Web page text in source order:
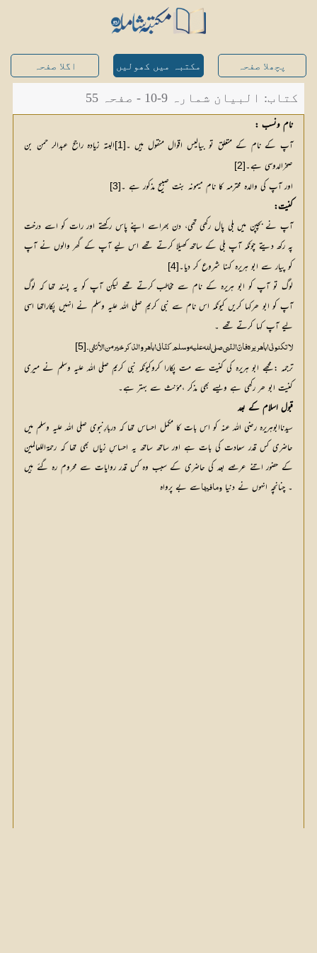
پچھلا صفحہ مکتبہ میں کھولیں اگلا صفحہ
کتاب: البیان شمارہ 9-10 - صفحہ 55
نام ونسب :
آپ کے نام کے متعلق تو بیالیس اقوال منقول ہیں ۔[1]
صخرالدوسی ہے۔[2]
اور آپ کی والدہ محترمہ کا نام میمونہ بنت صبیح مذکور ہے ۔[3]
کنیت:
آپ نے بچپن میں بلی پال رکھی تھی، دن بھراسے اپنے پاس رکھتے اور رات کو اسے درخت
پہ رکھ دیتے چونکہ آپ بلی کے ساتھ کھیلا کرتے تھے اس لیے آپ کے گھر والوں نے آپ
کو پیار سے ابو ہریرہ کہنا شروع کر دیا۔[4]
لوگ تو آپ کو ابو ہریرہ کے نام سے مخاطب کرتے تھے لیکن آپ کو یہ پسند تھا کہ لوگ
آپ کو ابو ھرکہا کریں کیونکہ اس نام سے نبی کریم صلی اللہ علیہ وسلم نے انہیں پکاراتھا اسی
لیے آپ کہا کرتے تھے ۔
لا تکنونی ابا ہریرہ فانّ النّبی صلی اللہ علیہ وسلم کنّانی اباھروالذکر خیرمن الأنثی ۔[5]
ترجمہ :مجھے ابو ہریرہ کی کنیت سے مت پکارا کروکیونکہ نبی کریم صلی اللہ علیہ وسلم نے میری
کنیت ابو ھر رکھی ہے ویسے بھی مذکر ،مؤنث سے بہتر ہے۔
قبول اسلام کے بعد
سیدناابوہریرہ رضی اللہ عنہ کو اس بات کا مکمل احساس تھا کہ دربارِنبوی صلی اللہ علیہ وسلم میں
حاضری کس قدر سعادت کی بات ہے اور ساتھ ساتھ یہ احساسِ زیاں بھی تھا کہ رحمۃاللعالمین
کے حضور اتنے عرصے بعد کی حاضری کے سبب وہ کس قدر روایات سے محروم رہ گئے ہیں
۔ چنانچہ انہوں نے دنیا ومافیھا سے بے پرواہ